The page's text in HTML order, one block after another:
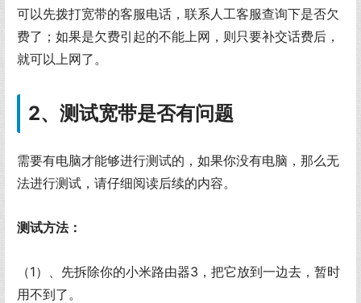
可以先拨打宽带的客服电话，联系人工客服查询下是否欠
费了；如果是欠费引起的不能上网，则只要补交话费后，
就可以上网了。
2、测试宽带是否有问题
需要有电脑才能够进行测试的，如果你没有电脑，那么无
法进行测试，请仔细阅读后续的内容。
测试方法：
（1）、先拆除你的小米路由器3，把它放到一边去，暂时
用不到了。